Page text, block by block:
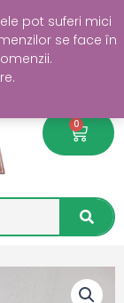
pot suferi mici
se face în
peste 200 lei
0
Cart